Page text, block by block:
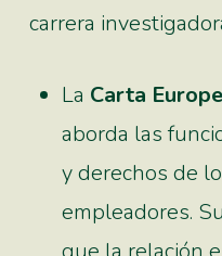
carrera
La Carta
aborda las
y derechos de
empleadores.